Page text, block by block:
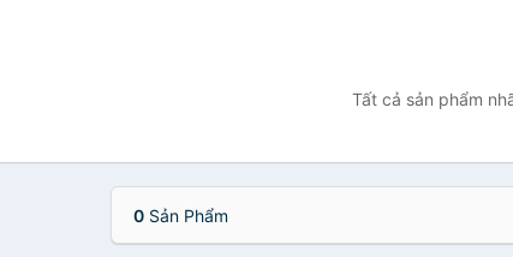
Tất cả sản phẩm
0 Sản Phẩm